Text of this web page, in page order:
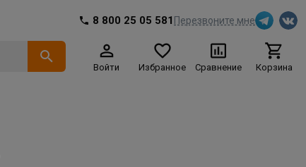
8 800 25 05 581 Перезвоните мне
Войти Избранное Сравнение Корзина